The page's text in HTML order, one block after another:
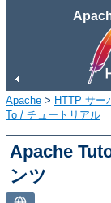
Apache > HTTP サー
To / チュートリアル
Apache
ンツ